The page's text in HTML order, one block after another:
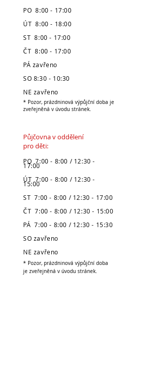
PO 8:00 - 17:00
ÚT 8:00 - 18:00
ST 8:00 - 17:00
ČT 8:00 - 17:00
PÁ zavřeno
SO 8:30 - 10:30
NE zavřeno
* Pozor, prázdninová výpůjční doba je
zveřejněná v úvodu stránek.
Půjčovna v oddělení
pro děti:
PO 7:00 - 8:00 / 12:30 -
17:00
ÚT 7:00 - 8:00 / 12:30 -
15:00
ST 7:00 - 8:00 / 12:30 - 17:00
ČT 7:00 - 8:00 / 12:30 - 15:00
PÁ 7:00 - 8:00 / 12:30 - 15:30
SO zavřeno
NE zavřeno
* Pozor, prázdninová výpůjční doba
je zveřejněná v úvodu stránek.